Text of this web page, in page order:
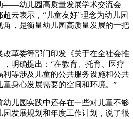
——幼儿园高质量发展学术交流会
云表示，“儿童友好”理念为幼儿园
角，是衡量幼儿园高质量发展的一把
改革委等部门印发《关于在全社会推
明确提出：“在教育、托育、医疗
利等涉及儿童的公共服务设施和公共
身心发展需要的空间和环境。”
幼儿园实践中还存在一些对儿童不够
发展规划和年度工作计划，说了很